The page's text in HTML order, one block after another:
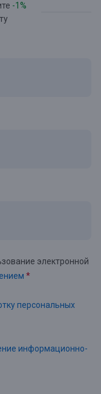
-1%
электронной
*
персональных
информационно-